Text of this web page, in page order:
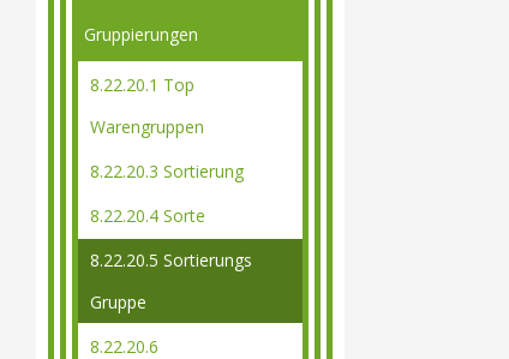
Gruppierungen
8.22.20.1 Top
Warengruppen
8.22.20.3 Sortierung
8.22.20.4 Sorte
8.22.20.5 Sortierungs
Gruppe
8.22.20.6